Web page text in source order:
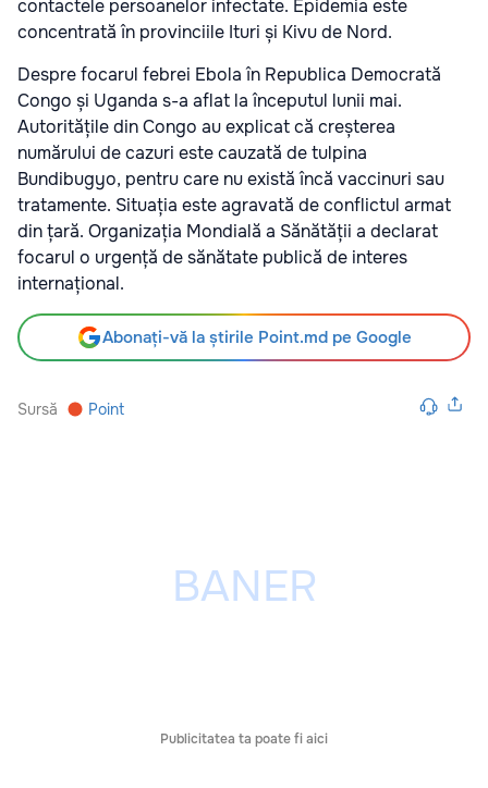
contactele persoanelor infectate. Epidemia este
concentrată în provinciile Ituri și Kivu de Nord.
Despre focarul febrei Ebola în Republica Democrată
Congo și Uganda s-a aflat la începutul lunii mai.
Autoritățile din Congo au explicat că creșterea
numărului de cazuri este cauzată de tulpina
Bundibugyo, pentru care nu există încă vaccinuri sau
tratamente. Situația este agravată de conflictul armat
din țară. Organizația Mondială a Sănătății a declarat
focarul o urgență de sănătate publică de interes
internațional.
Abonați-vă la știrile Point.md pe Google
Sursă Point
Publicitatea ta poate fi aici